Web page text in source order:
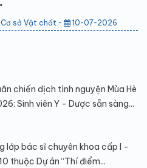
sở Vật chất - 10-07-2026
chiến dịch tình nguyện Mùa Hè
Sinh viên Y - Dược sẵn sàng...
lớp bác sĩ chuyên khoa cấp I -
thuộc Dự án “Thí điểm...